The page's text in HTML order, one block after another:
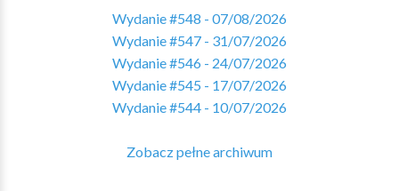
Wydanie #548 - 07/08/2026
Wydanie #547 - 31/07/2026
Wydanie #546 - 24/07/2026
Wydanie #545 - 17/07/2026
Wydanie #544 - 10/07/2026
Zobacz pełne archiwum